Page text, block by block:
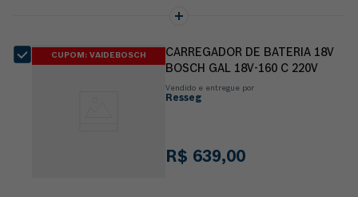
CUPOM: VAIDEBOSCH
CARREGADOR DE BATERIA 18V
BOSCH GAL 18V-160 C 220V
Vendido e entregue por
Resseg
R$ 639,00